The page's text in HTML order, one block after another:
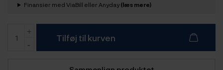
Finansier med ViaBill eller Anyday(læs mere)
Tilføj til kurven